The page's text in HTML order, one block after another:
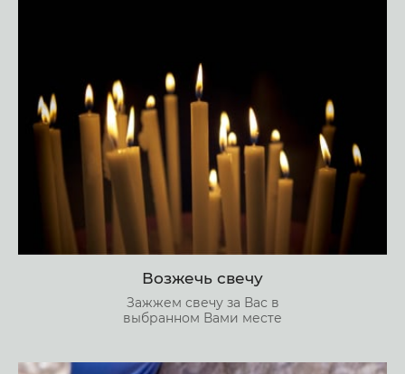
Возжечь свечу
Зажжем свечу за Вас в
выбранном Вами месте